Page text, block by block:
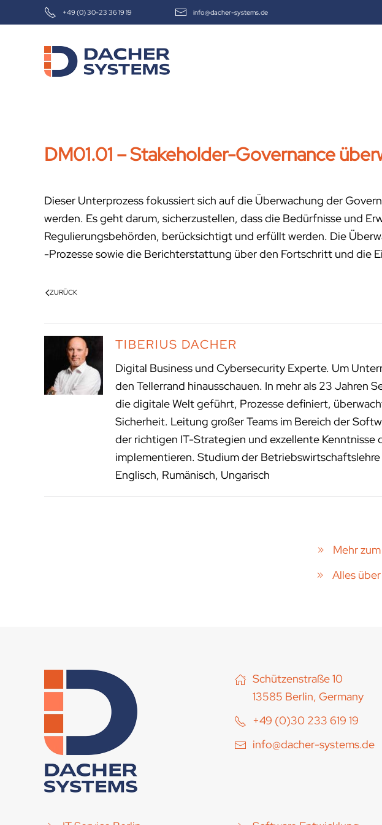
+49 (0) 30-23 36 19 19 info@dacher-systems.de
DM01.01 – Stakeholder-Governance
Dieser Unterprozess fokussiert sich auf die Überwachung der
werden. Es geht darum, sicherzustellen, dass die Bedürfnisse und
Regulierungsbehörden, berücksichtigt und erfüllt werden. Die
-Prozesse sowie die Berichterstattung über den Fortschritt und die
ZURÜCK
TIBERIUS DACHER
Digital Business und Cybersecurity Experte. Um
den Tellerrand hinausschauen. In mehr als 23
die digitale Welt geführt, Prozesse definiert,
Sicherheit. Leitung großer Teams im Bereich der
der richtigen IT-Strategien und exzellente Kenntnisse
implementieren. Studium der
Englisch, Rumänisch, Ungarisch
Mehr
Alles
Schützenstraße 10
13585 Berlin, Germany
+49 (0)30 233 619 19
info@dacher-systems.de